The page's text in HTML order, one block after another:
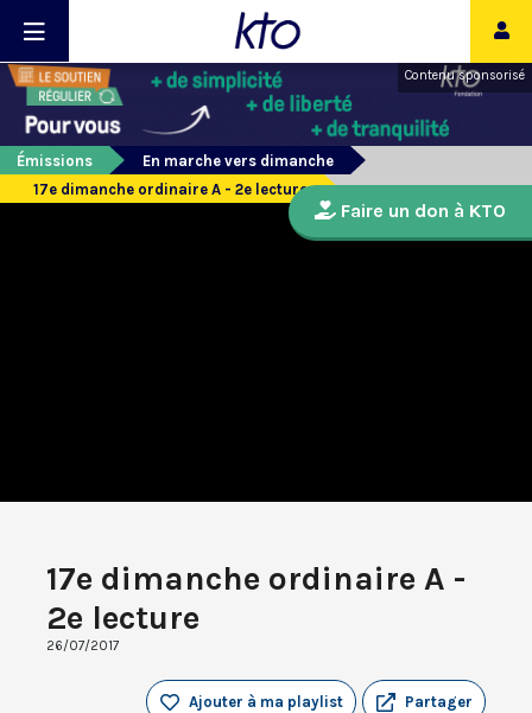
Contenu sponsorisé
Émissions
En marche vers dimanche
17e dimanche ordinaire A - 2e lecture
17e dimanche ordinaire A -
2e lecture
26/07/2017
Partager
Ajouter à ma playlist
Faire un don à KTO